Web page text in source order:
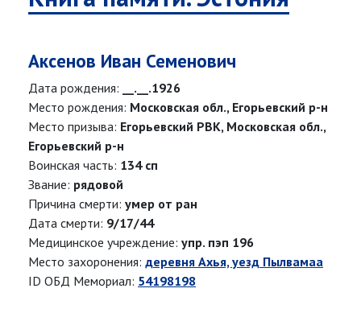
Аксенов Иван Семенович
Дата рождения:
__.__.1926
Место рождения: Московская обл., Егорьевский р-н
Место призыва: Егорьевский РВК, Московская обл.,
Егорьевский р-н
Воинская часть: 134 сп
Звание: рядовой
Причина смерти: умер от ран
Дата смерти: 9/17/44
Медицинское учреждение: упр. пэп 196
Место захоронения: деревня Ахья, уезд Пылвамаа
ID ОБД Мемориал: 54198198